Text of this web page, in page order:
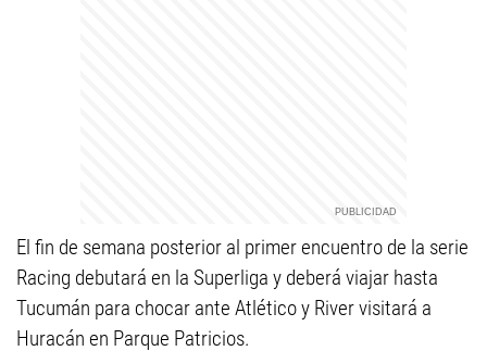
El fin de semana posterior al primer encuentro de la serie
Racing debutará en la Superliga y deberá viajar hasta
Tucumán para chocar ante Atlético y River visitará a
Huracán en Parque Patricios.